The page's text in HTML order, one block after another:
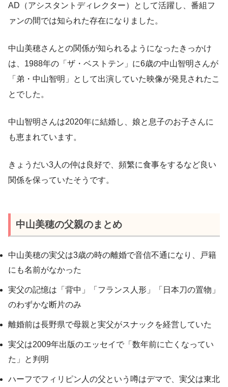
AD（アシスタントディレクター）として活躍し、番組フ
ァンの間では知られた存在になりました。
中山美穂さんとの関係が知られるようになったきっかけ
は、1988年の「ザ・ベストテン」に6歳の中山智明さんが
「弟・中山智明」として出演していた映像が発見されたこ
とでした。
中山智明さんは2020年に結婚し、娘と息子のお子さんに
も恵まれています。
きょうだい3人の仲は良好で、頻繁に食事をするなど良い
関係を保っていたそうです。
中山美穂の父親のまとめ
中山美穂の実父は3歳の時の離婚で音信不通になり、戸籍
にも名前がなかった
実父の記憶は「背中」「フランス人形」「日本刀の置物」
のわずかな断片のみ
離婚前は長野県で母親と実父がスナックを経営していた
実父は2009年出版のエッセイで「数年前に亡くなってい
た」と判明
ハーフでフィリピン人の父という噂はデマで、実父は東北